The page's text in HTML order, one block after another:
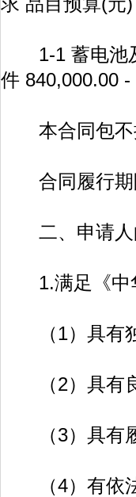
1-1 蓄电池及
件 840,000.00 -
本合同包不
合同履行期
二、申请人
1.满足《中华
（1）具有独
（2）具有良
（3）具有履
（4）有依法